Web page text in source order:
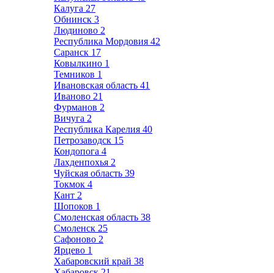
Калуга 27
Обнинск 3
Людиново 2
Республика Мордовия 42
Саранск 17
Ковылкино 1
Темников 1
Ивановская область 41
Иваново 21
Фурманов 2
Вичуга 2
Республика Карелия 40
Петрозаводск 15
Кондопога 4
Лахденпохья 2
Чуйская область 39
Токмок 4
Кант 2
Шопоков 1
Смоленская область 38
Смоленск 25
Сафоново 2
Ярцево 1
Хабаровский край 38